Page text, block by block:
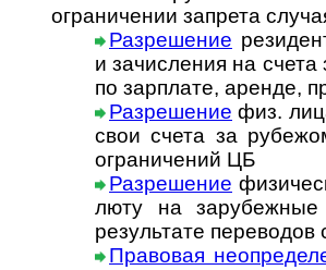
огра­ни­че­нии зап­рета
Разрешение
и зачи­сле­ния на
по зар­плате, аре­нде,
Разрешение физ.
свои счета за
огра­ни­че­ний ЦБ
Разрешение
люту на за­ру­беж­ные
резуль­тате
Правовая